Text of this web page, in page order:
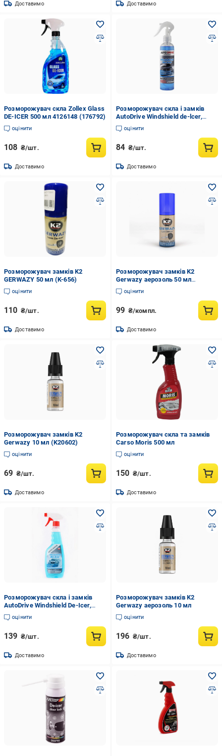
Доставимо Доставимо
Розморожувач скла Zollex Glass
DE-ICER 500 мл 4126148 (176792)
оцінити
108 ₴/шт.
Доставимо
Розморожувач скла і замків
AutoDrive Windshield de-lcer,
250мл
оцінити
84 ₴/шт.
Доставимо
Розморожувач замків K2
GERWAZY 50 мл (K-656)
оцінити
110 ₴/шт.
Доставимо
Розморожувач замків K2
Gerwazy аерозоль 50 мл
(K20236)
оцінити
99 ₴/компл.
Доставимо
Розморожувач замків K2
Gerwazy 10 мл (K20602)
оцінити
69 ₴/шт.
Доставимо
Розморожувач скла та замків
Carso Moris 500 мл
оцінити
150 ₴/шт.
Доставимо
Розморожувач скла і замків
AutoDrive Windshield De-Icer,
500мл
оцінити
139 ₴/шт.
Доставимо
Розморожувач замків K2
Gerwazy аерозоль 10 мл
оцінити
196 ₴/шт.
Доставимо